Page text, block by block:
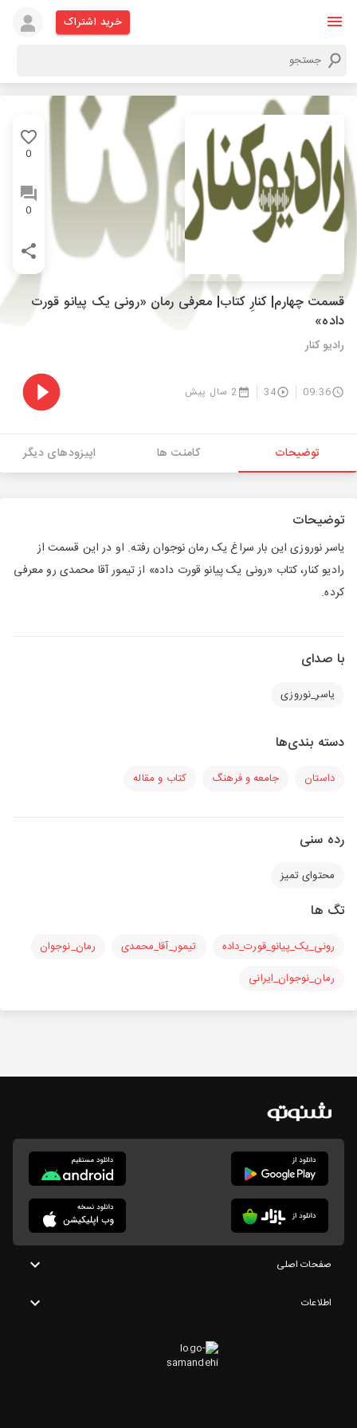
خرید اشتراک
0
0
قسمت چهارم| کنارِ کتاب| معرفی رمان «رونی یک پیانو قورت
داده»
رادیو کنار
09:36
34 2 سال پیش
توضیحات کامنت ها اپیزودهای دیگر
توضیحات
یاسر نوروزی این بار سراغ یک رمان نوجوان رفته. او در این قسمت از
رادیو کنار، کتاب «رونی یک پیانو قورت داده» از تیمور آقا محمدی رو معرفی
کرده.
با صدای
یاسر_نوروزی
دسته بندی‌ها
داستان جامعه و فرهنگ کتاب و مقاله
رده سنی
محتوای تمیز
تگ ها
رونی_یک_پیانو_قورت_داده تیمور_آقا_محمدی
رمان_نوجوان
رمان_نوجوان_ایرانی
صفحات اصلی
اطلاعات